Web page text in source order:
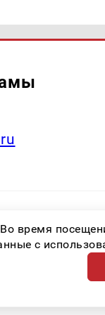
информационной
коммуникаций
время
с